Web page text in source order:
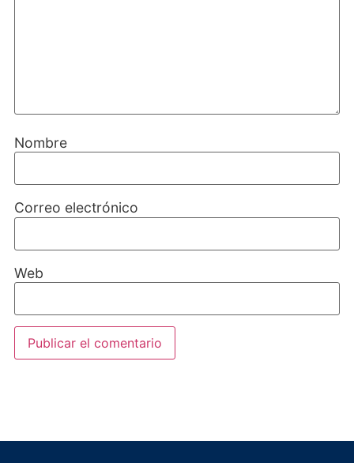
Nombre
Correo electrónico
Web